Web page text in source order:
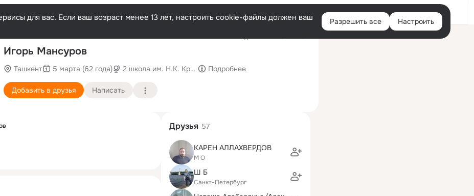
Войти
для вас. Если ваш возраст менее 13 лет, настроить cookie-файлы должен ваш
Разрешить все Настроить
Игорь Мансуров
Ташкент 5 марта (62 года) 2 школа им. Н.К. КрупскойПодробнее
Добавить в друзья Написать
Друзья 57
КАРЕН АЛЛАХВЕРДОВ
М О
Ш Б
Санкт-Петербург